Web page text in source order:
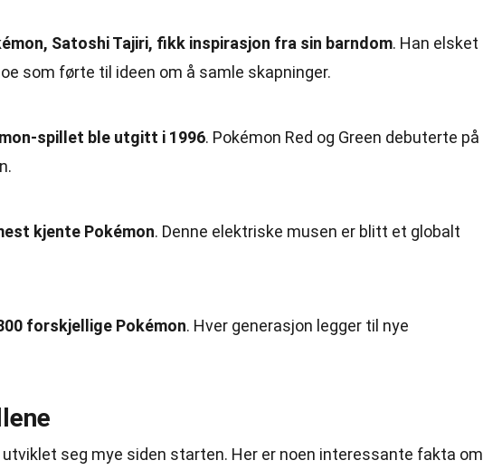
Satoshi Tajiri, fikk inspirasjon fra sin barndom. Han elsket
som førte til ideen om å samle skapninger.
spillet ble utgitt i 1996. Pokémon Red og Green debuterte på
kjente Pokémon. Denne elektriske musen er blitt et globalt
forskjellige Pokémon. Hver generasjon legger til nye
seg mye siden starten. Her er noen interessante fakta om